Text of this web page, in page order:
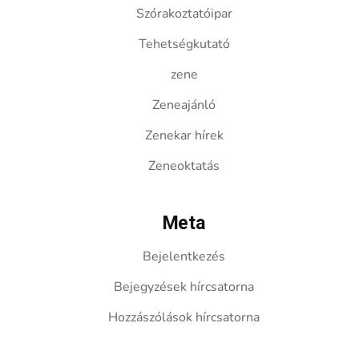
Szórakoztatóipar
Tehetségkutató
zene
Zeneajánló
Zenekar hírek
Zeneoktatás
Meta
Bejelentkezés
Bejegyzések hírcsatorna
Hozzászólások hírcsatorna